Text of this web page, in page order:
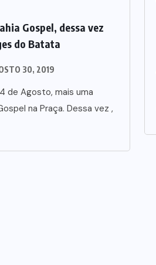
Gospel, dessa vez
do Batata
30, 2019
de Agosto, mais uma
na Praça. Dessa vez ,